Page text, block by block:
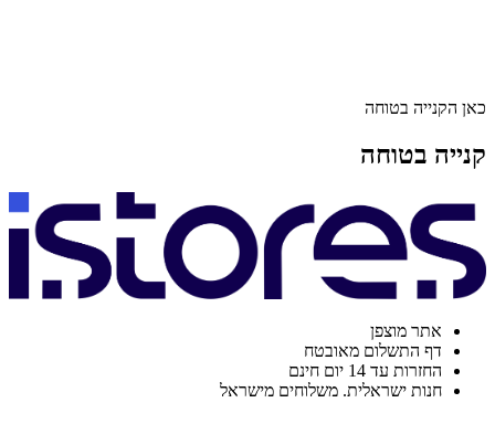
כאן הקנייה בטוחה
קנייה בטוחה
אתר מוצפן
דף התשלום מאובטח
החזרות עד 14 יום חינם
חנות ישראלית. משלוחים מישראל